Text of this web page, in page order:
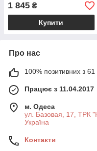
1 845 ₴
Купити
Про нас
100% позитивних з 61
Працює з 11.04.2017
м. Одеса
ул. Базовая, 17, ТРК
Україна
Контакти